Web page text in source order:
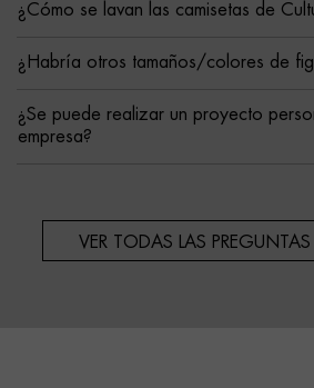
¿Cómo se lavan las camisetas de
¿Habría otros tamaños/colores de
¿Se puede realizar un proyecto
empresa?
VER TODAS LAS PREGUNTAS